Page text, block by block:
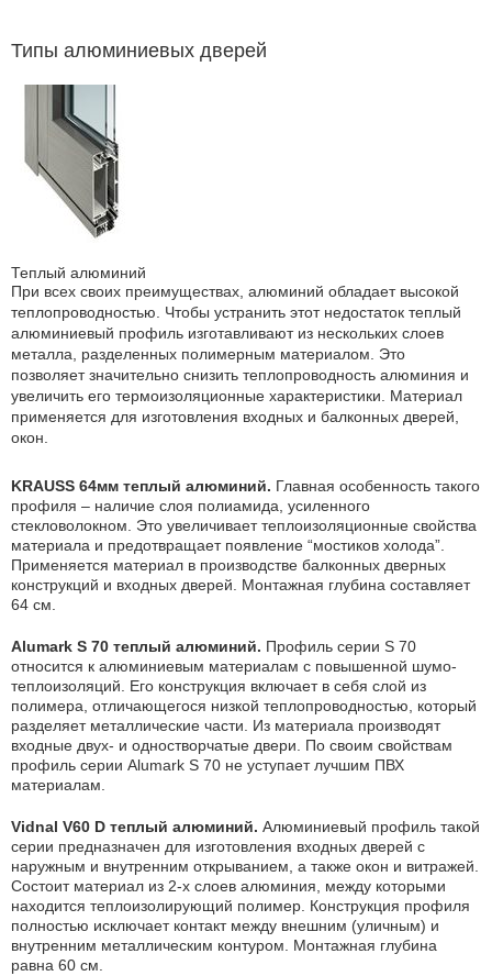
Типы алюминиевых дверей
Теплый алюминий
При всех своих преимуществах, алюминий обладает высокой
теплопроводностью. Чтобы устранить этот недостаток теплый
алюминиевый профиль изготавливают из нескольких слоев
металла, разделенных полимерным материалом. Это
позволяет значительно снизить теплопроводность алюминия и
увеличить его термоизоляционные характеристики. Материал
применяется для изготовления входных и балконных дверей,
окон.
KRAUSS 64мм теплый алюминий. Главная особенность такого
профиля – наличие слоя полиамида, усиленного
стекловолокном. Это увеличивает теплоизоляционные свойства
материала и предотвращает появление “мостиков холода”.
Применяется материал в производстве балконных дверных
конструкций и входных дверей. Монтажная глубина составляет
64 см.
Alumark S 70 теплый алюминий. Профиль серии S 70
относится к алюминиевым материалам с повышенной шумо-
теплоизоляций. Его конструкция включает в себя слой из
полимера, отличающегося низкой теплопроводностью, который
разделяет металлические части. Из материала производят
входные двух- и одностворчатые двери. По своим свойствам
профиль серии Alumark S 70 не уступает лучшим ПВХ
материалам.
Vidnal V60 D теплый алюминий. Алюминиевый профиль такой
серии предназначен для изготовления входных дверей с
наружным и внутренним открыванием, а также окон и витражей.
Состоит материал из 2-х слоев алюминия, между которыми
находится теплоизолирующий полимер. Конструкция профиля
полностью исключает контакт между внешним (уличным) и
внутренним металлическим контуром. Монтажная глубина
равна 60 см.